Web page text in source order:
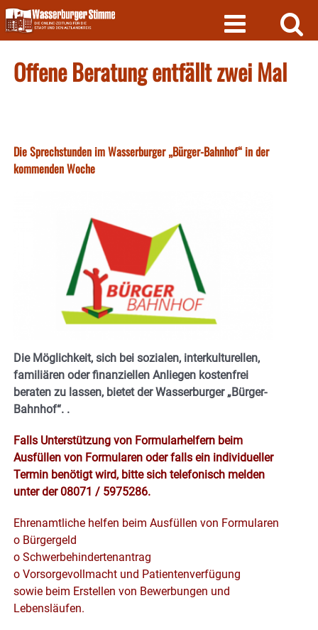
Skip
to
content
Offene Beratung entfällt zwei Mal
Die Sprechstunden im Wasserburger „Bürger-Bahnhof“ in der
kommenden Woche
Die Möglichkeit, sich bei sozialen, interkulturellen,
familiären oder finanziellen Anliegen kostenfrei
beraten zu lassen, bietet der Wasserburger „Bürger-
Bahnhof“. .
Falls Unterstützung von Formularhelfern beim
Ausfüllen von Formularen oder falls ein individueller
Termin benötigt wird, bitte sich telefonisch melden
unter der 08071 / 5975286.
Ehrenamtliche helfen beim Ausfüllen von Formularen
o Bürgergeld
o Schwerbehindertenantrag
o Vorsorgevollmacht und Patientenverfügung
sowie beim Erstellen von Bewerbungen und
Lebensläufen.